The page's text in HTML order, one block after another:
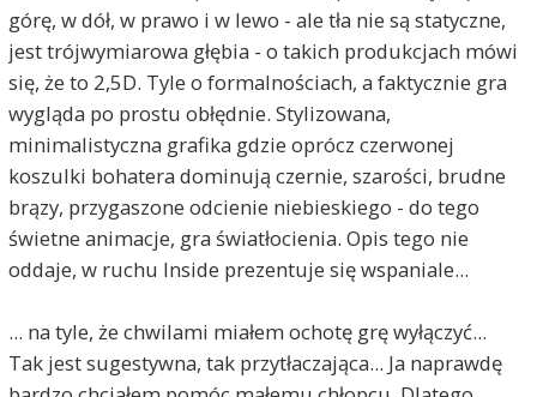
górę, w dół, w prawo i w lewo - ale tła nie są statyczne,
jest trójwymiarowa głębia - o takich produkcjach mówi
się, że to 2,5D. Tyle o formalnościach, a faktycznie gra
wygląda po prostu obłędnie. Stylizowana,
minimalistyczna grafika gdzie oprócz czerwonej
koszulki bohatera dominują czernie, szarości, brudne
brązy, przygaszone odcienie niebieskiego - do tego
świetne animacje, gra światłocienia. Opis tego nie
oddaje, w ruchu Inside prezentuje się wspaniale...
... na tyle, że chwilami miałem ochotę grę wyłączyć...
Tak jest sugestywna, tak przytłaczająca... Ja naprawdę